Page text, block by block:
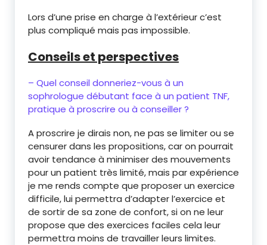
Lors d’une prise en charge à l’extérieur c’est
plus compliqué mais pas impossible.
Conseils et perspectives
– Quel conseil donneriez-vous à un
sophrologue débutant face à un patient TNF,
pratique à proscrire ou à conseiller ?
A proscrire je dirais non, ne pas se limiter ou se
censurer dans les propositions, car on pourrait
avoir tendance à minimiser des mouvements
pour un patient très limité, mais par expérience
je me rends compte que proposer un exercice
difficile, lui permettra d’adapter l’exercice et
de sortir de sa zone de confort, si on ne leur
propose que des exercices faciles cela leur
permettra moins de travailler leurs limites.